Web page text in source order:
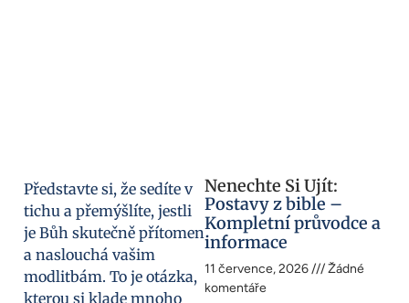
Představte si, že sedíte v
tichu a přemýšlíte, jestli
je Bůh skutečně přítomen
a naslouchá vašim
modlitbám. To je otázka,
kterou si klade mnoho
Nenechte Si Ujít:
Postavy z bible –
Kompletní průvodce a
informace
11 července, 2026
Žádné
komentáře